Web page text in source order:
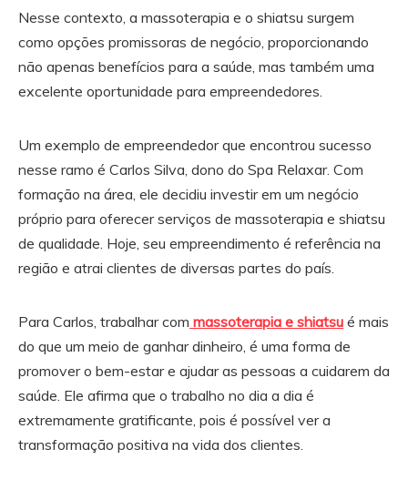
Nesse contexto, a massoterapia e o shiatsu surgem
como opções promissoras de negócio, proporcionando
não apenas benefícios para a saúde, mas também uma
excelente oportunidade para empreendedores.
Um exemplo de empreendedor que encontrou sucesso
nesse ramo é Carlos Silva, dono do Spa Relaxar. Com
formação na área, ele decidiu investir em um negócio
próprio para oferecer serviços de massoterapia e shiatsu
de qualidade. Hoje, seu empreendimento é referência na
região e atrai clientes de diversas partes do país.
Para Carlos, trabalhar com massoterapia e shiatsu é mais
do que um meio de ganhar dinheiro, é uma forma de
promover o bem-estar e ajudar as pessoas a cuidarem da
saúde. Ele afirma que o trabalho no dia a dia é
extremamente gratificante, pois é possível ver a
transformação positiva na vida dos clientes.